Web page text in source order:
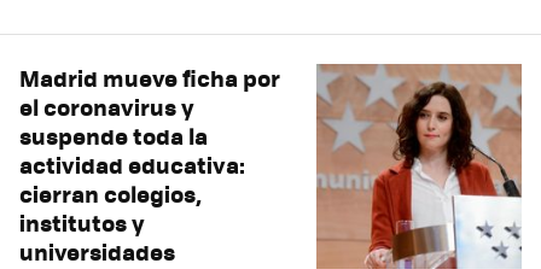
Madrid mueve ficha por
el coronavirus y
suspende toda la
actividad educativa:
cierran colegios,
institutos y
universidades